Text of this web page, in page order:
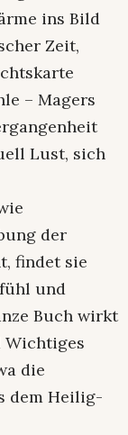
ins Bild
Zeit,
– Magers
Lust, sich
der
findet sie
und
Buch wirkt
Wichtiges
die
dem Heilig-